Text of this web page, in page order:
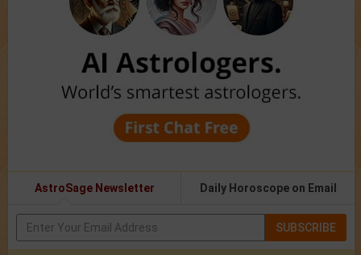
AstroSage Newsletter Daily Horoscope on Email
SUBSCRIBE